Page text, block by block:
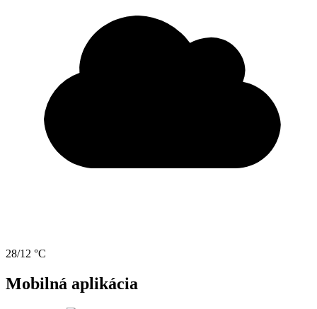
28/12 °C
Mobilná aplikácia